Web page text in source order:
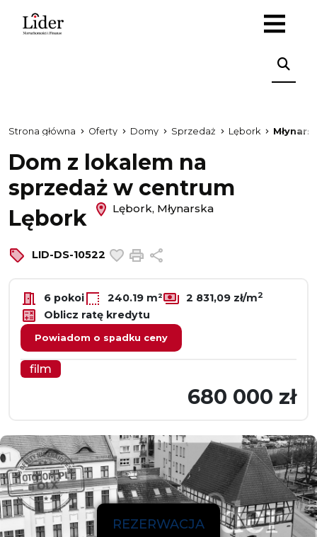
Strona główna Oferty Domy Sprzedaż Lębork
Dom z lokalem na
sprzedaż w centrum
Lębork
Lębork, Młynarska
LID-DS-10522 Dodaj do ulubionych
Drukuj
6 pokoi 240.19 m² 2 831,09 zł/m2
Oblicz ratę kredytu
Powiadom o spadku ceny
film
680 000 zł
REZERWACJA